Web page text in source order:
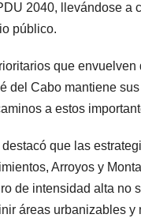
2040, llevándose a
público.
que
del Cabo mantiene
a estos
que las
Arroyos y
de intensidad alta no
áreas urbanizables y